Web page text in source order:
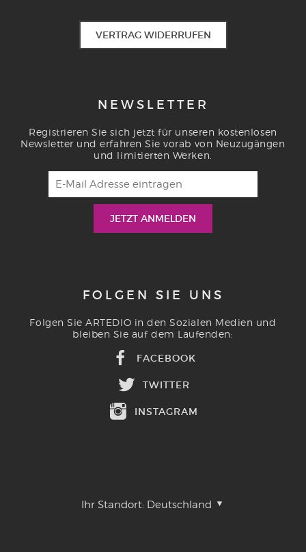
VERTRAG WIDERRUFEN
NEWSLETTER
Registrieren Sie sich jetzt für unseren kostenlosen
Newsletter und erfahren Sie vorab von Neuzugängen
und limitierten Werken.
FOLGEN SIE UNS
Folgen Sie ARTEDIO in den Sozialen Medien und
bleiben Sie auf dem Laufenden:
FACEBOOK
TWITTER
INSTAGRAM
Ihr Standort: Deutschland